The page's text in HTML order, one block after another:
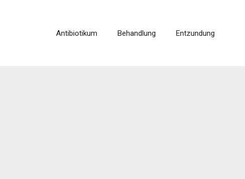
Antibiotikum Behandlung Entzundung